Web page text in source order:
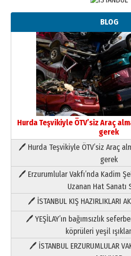
BLOG
Hurda Teşvikiyle ÖTV’siz Araç
gerek
🖊 Hurda Teşvikiyle ÖTV’siz Araç
gerek
🖊 Erzurumlular Vakfı’nda Kadim
Uzanan Hat Sanatı
🖊 İSTANBUL KIŞ HAZIRLIKLARI
🖊 YEŞİLAY’ın bağımsızlık
köprüleri yeşil
🖊 İSTANBUL ERZURUMLULAR
Paranın Aile Kültüründeki Yeri
03 Ağustos 2026 Pazartesi
Yıldırım Gündoğdu
HAVVA’NIN ÜÇ KIZI
09 Temmuz 2026 Perşembe
Yusuf POLAT